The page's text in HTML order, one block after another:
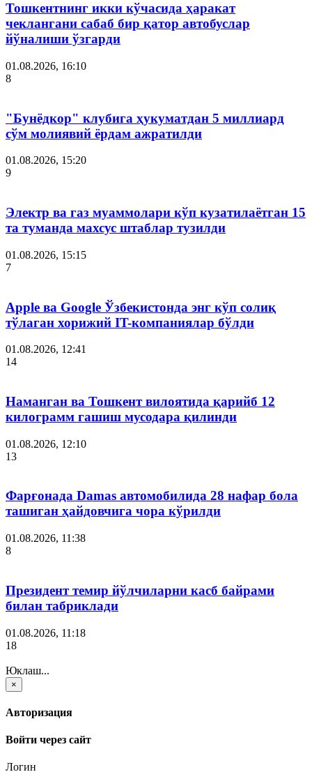
Тошкентнинг икки кўчасида ҳаракат
чеклангани сабаб бир қатор автобуслар
йўналиши ўзгарди
01.08.2026, 16:10
8
"Бунёдкор" клубига ҳукуматдан 5 миллиард
сўм молиявий ёрдам ажратилди
01.08.2026, 15:20
9
Электр ва газ муаммолари кўп кузатилаётган 15
та туманда махсус штаблар тузилди
01.08.2026, 15:15
7
Apple ва Google Ўзбекистонда энг кўп солиқ
тўлаган хорижий IT-компаниялар бўлди
01.08.2026, 12:41
14
Наманган ва Тошкент вилоятида қарийб 12
килограмм гашиш мусодара қилинди
01.08.2026, 12:10
13
Фарғонада Damas автомобилида 28 нафар бола
ташиган ҳайдовчига чора кўрилди
01.08.2026, 11:38
8
Президент темир йўлчиларни касб байрами
билан табриклади
01.08.2026, 11:18
18
Юклаш...
×
Авторизация
Войти через сайт
Логин